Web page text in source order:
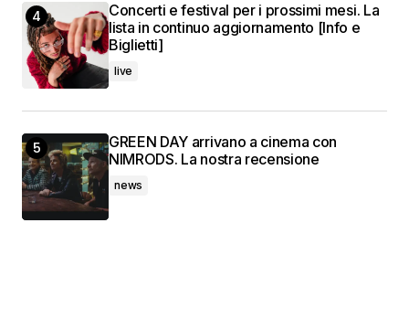
Concerti e festival per i prossimi mesi. La
lista in continuo aggiornamento [Info e
Biglietti]
live
GREEN DAY arrivano a cinema con
NIMRODS. La nostra recensione
news